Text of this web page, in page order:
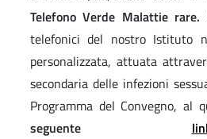
Telefono Verde Malattie rare.
telefonici del nostro Istituto
personalizzata, attuata
secondaria delle infezioni
Programma del Convegno, al
seguente